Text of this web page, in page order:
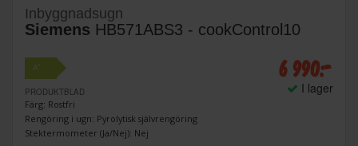
Inbyggnadsugn
Siemens HB571ABS3 - cookControl10
A+
PRODUKTBLAD
Färg: Rostfri
Rengöring i ugn: Pyrolytisk självrengöring
Stektermometer (Ja/Nej): Nej
6 990:-
I lager